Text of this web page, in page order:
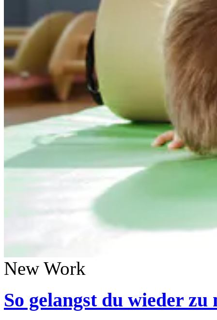
New Work
So gelangst du wieder